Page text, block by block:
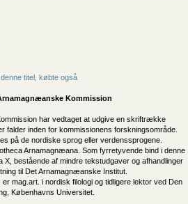
titel, købte også
Kommission
har vedtaget at udgive en skrift­række
falder inden for kommissionens forskningsområde.
på de nordiske sprog el­ler verdenssprogene.
Arnamagnæana. Som fyrretyvende bind i denne
X, bestående af mindre tekstudgaver og afhandlinger
til Det Arnamagnæanske Institut.
er mag.art. i nordisk filologi og tidligere lektor ved Den
Københavns Universitet.